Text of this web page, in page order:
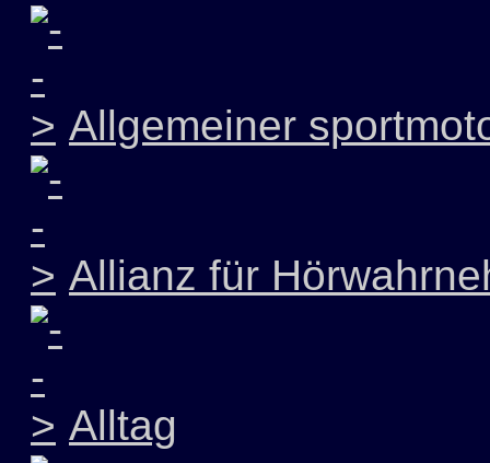
Allgemeiner
Allianz für
Alltag